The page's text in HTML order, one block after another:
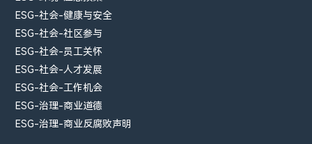
ESG-社会-健康与安全
ESG-社会-社区参与
ESG-社会-员工关怀
ESG-社会-人才发展
ESG-社会-工作机会
ESG-治理-商业道德
ESG-治理-商业反腐败声明